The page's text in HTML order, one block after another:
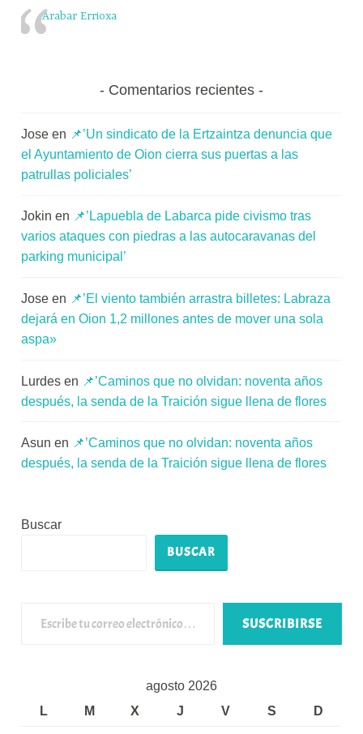
Arabar Errioxa
Comentarios recientes
Jose en 📌’Un sindicato de la Ertzaintza denuncia que
el Ayuntamiento de Oion cierra sus puertas a las
patrullas policiales’
Jokin en 📌’Lapuebla de Labarca pide civismo tras
varios ataques con piedras a las autocaravanas del
parking municipal’
Jose en 📌’El viento también arrastra billetes: Labraza
dejará en Oion 1,2 millones antes de mover una sola
aspa»
Lurdes en 📌’Caminos que no olvidan: noventa años
después, la senda de la Traición sigue llena de flores
Asun en 📌’Caminos que no olvidan: noventa años
después, la senda de la Traición sigue llena de flores
Buscar
BUSCAR
SUSCRIBIRSE
agosto 2026
L
M X J V S D